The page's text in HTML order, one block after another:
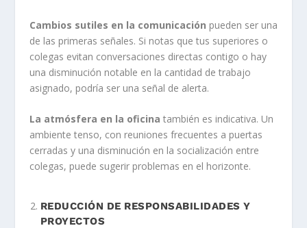
Cambios sutiles en la comunicación pueden ser una
de las primeras señales. Si notas que tus superiores o
colegas evitan conversaciones directas contigo o hay
una disminución notable en la cantidad de trabajo
asignado, podría ser una señal de alerta.
La atmósfera en la oficina también es indicativa. Un
ambiente tenso, con reuniones frecuentes a puertas
cerradas y una disminución en la socialización entre
colegas, puede sugerir problemas en el horizonte.
REDUCCIÓN DE RESPONSABILIDADES Y
PROYECTOS